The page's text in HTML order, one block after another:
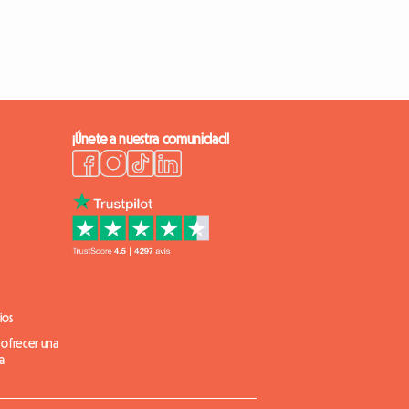
ofrecer una
¡Únete a nuestra comunidad!